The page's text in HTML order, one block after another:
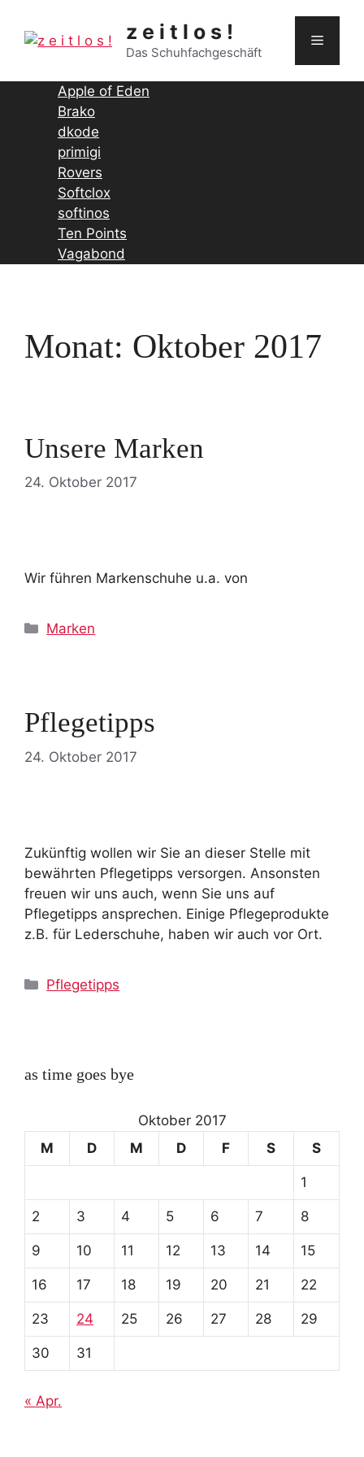
Inhalt
springen
z e i t l o s !
Das Schuhfachgeschäft
Menü
Apple of Eden
Brako
dkode
primigi
Rovers
Softclox
softinos
Ten Points
Vagabond
Monat: Oktober 2017
Unsere Marken
24. Oktober 2017
Wir führen Markenschuhe u.a. von
Kategorien
Marken
Pflegetipps
24. Oktober 2017
Zukünftig wollen wir Sie an dieser Stelle mit
bewährten Pflegetipps versorgen. Ansonsten
freuen wir uns auch, wenn Sie uns auf
Pflegetipps ansprechen. Einige Pflegeprodukte
z.B. für Lederschuhe, haben wir auch vor Ort.
Kategorien
Pflegetipps
as time goes bye
Oktober 2017
M
D M D F S S
1
2 3 4 5 6 7 8
9 10 11 12 13 14 15
16 17 18 19 20 21 22
23 24 25 26 27 28 29
30 31
« Apr.